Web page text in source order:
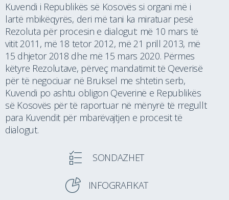
Kuvendi i Republikës së Kosovës si organi më i
lartë mbikëqyrës, deri më tani ka miratuar pesë
Rezoluta për procesin e dialogut: më 10 mars të
vitit 2011, më 18 tetor 2012, më 21 prill 2013, më
15 dhjetor 2018 dhe më 15 mars 2020. Përmes
këtyre Rezolutave, përveç mandatimit të Qeverisë
për të negociuar në Bruksel me shtetin serb,
Kuvendi po ashtu obligon Qeverinë e Republikës
së Kosovës për të raportuar në mënyrë të rregullt
para Kuvendit për mbarëvajtjen e procesit të
dialogut.
SONDAZHET
INFOGRAFIKAT